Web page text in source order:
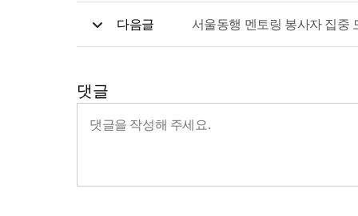
다음글 서울동행 멘토링 봉사자 집중
댓글